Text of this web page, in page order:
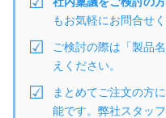
もお気軽にお問合せく
ご検討の際は「製品
えください。
まとめてご注文の方
能です。弊社スタッ